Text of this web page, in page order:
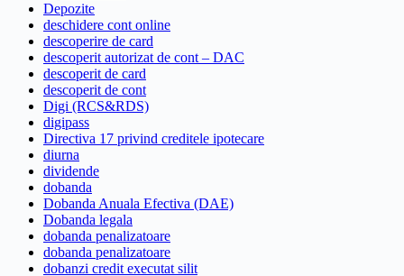
Depozite
deschidere cont online
descoperire de card
descoperit autorizat de cont – DAC
descoperit de card
descoperit de cont
Digi (RCS&RDS)
digipass
Directiva 17 privind creditele ipotecare
diurna
dividende
dobanda
Dobanda Anuala Efectiva (DAE)
Dobanda legala
dobanda penalizatoare
dobanda penalizatoare
dobanzi credit executat silit